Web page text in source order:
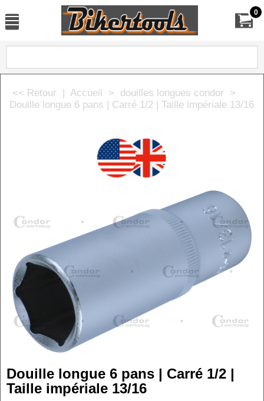
0
<< Retour | Accueil > douilles longues condor >
Douille longue 6 pans | Carré 1/2 | Taille impériale 13/16
Douille longue 6 pans | Carré 1/2 |
Taille impériale 13/16